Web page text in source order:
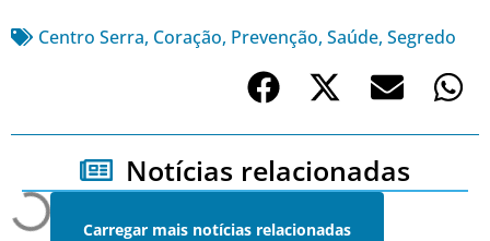
Centro Serra, Coração, Prevenção, Saúde, Segredo
Notícias relacionadas
Carregar mais notícias relacionadas